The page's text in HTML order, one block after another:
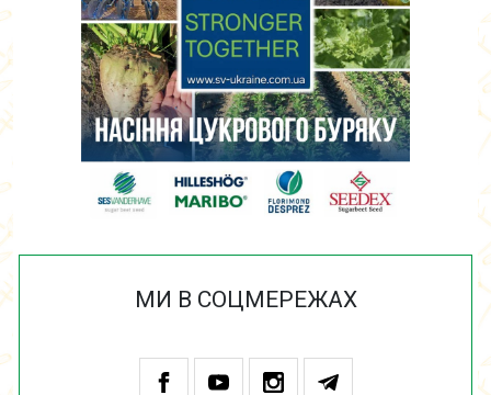
МИ В СОЦМЕРЕЖАХ